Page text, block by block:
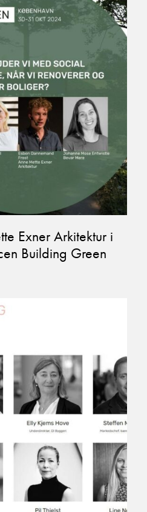
Exner Arkitektur i
Building Green